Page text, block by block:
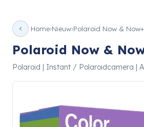
Home Nieuw Polaroid Now &
Polaroid Now &
Polaroid | Instant / Polaroidcamera |